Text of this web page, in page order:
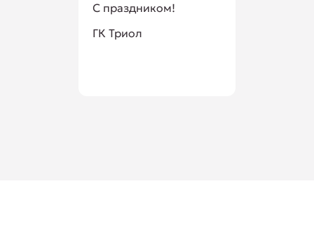
С праздником!
ГК Триол